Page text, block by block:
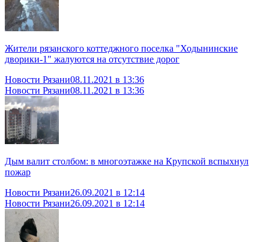
Жители рязанского коттеджного поселка "Ходынинские
дворики-1" жалуются на отсутствие дорог
Новости Рязани08.11.2021 в 13:36
Новости Рязани08.11.2021 в 13:36
Дым валит столбом: в многоэтажке на Крупской вспыхнул
пожар
Новости Рязани26.09.2021 в 12:14
Новости Рязани26.09.2021 в 12:14